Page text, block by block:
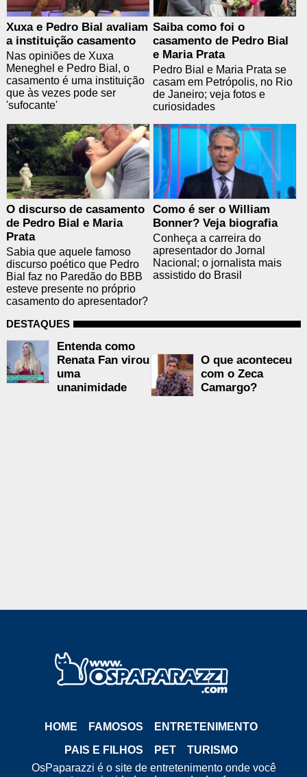
Xuxa e Pedro Bial avaliam
a instituição casamento
Nas opiniões de Xuxa
Meneghel e Pedro Bial, o
casamento é uma instituição
que às vezes pode ser
'sufocante'
Saiba como foi o
casamento de Pedro Bial
e Maria Prata
Pedro Bial e Maria Prata se
casam em Petrópolis, no Rio
de Janeiro; veja fotos e
curiosidades
O discurso de casamento
de Pedro Bial e Maria
Prata
Sabia que aquele famoso
discurso poético que Pedro
Bial faz no Paredão do BBB
esteve presente no próprio
casamento do apresentador?
Como é ser o William
Bonner? Veja biografia
Conheça a carreira do
apresentador do Jornal
Nacional; o jornalista mais
assistido do Brasil
DESTAQUES
Entenda como
Renata Fan virou
uma
unanimidade
O que aconteceu
com o Zeca
Camargo?
HOME FAMOSOS
ENTRETENIMENTO
PAIS E FILHOS
PET
TURISMO
OsPaparazzi é o site de entretenimento onde você